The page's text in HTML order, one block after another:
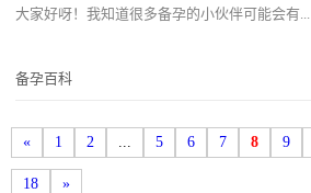
大家好呀！我知道很多备孕的小伙伴可能会有...
备孕百科
« 1 2 ... 5 6 7 8 9
18 »